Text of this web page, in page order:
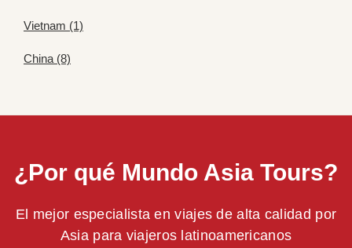
Vietnam (1)
China (8)
¿Por qué Mundo Asia Tours?
El mejor especialista en viajes de alta calidad por
Asia para viajeros latinoamericanos